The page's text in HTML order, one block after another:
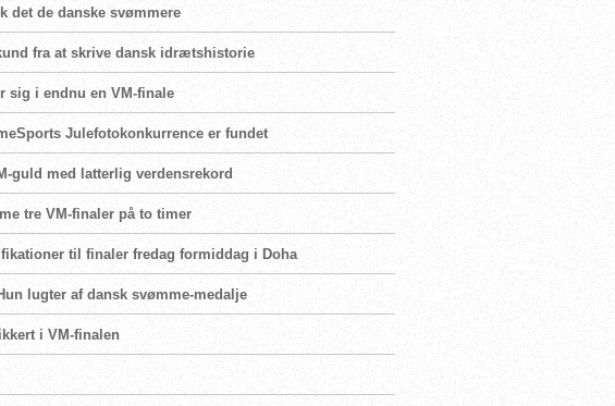
det de danske svømmere
fra at skrive dansk idrætshistorie
sig i endnu en VM-finale
Julefotokonkurrence er fundet
guld med latterlig verdensrekord
tre VM-finaler på to timer
til finaler fredag formiddag i Doha
lugter af dansk svømme-medalje
i VM-finalen